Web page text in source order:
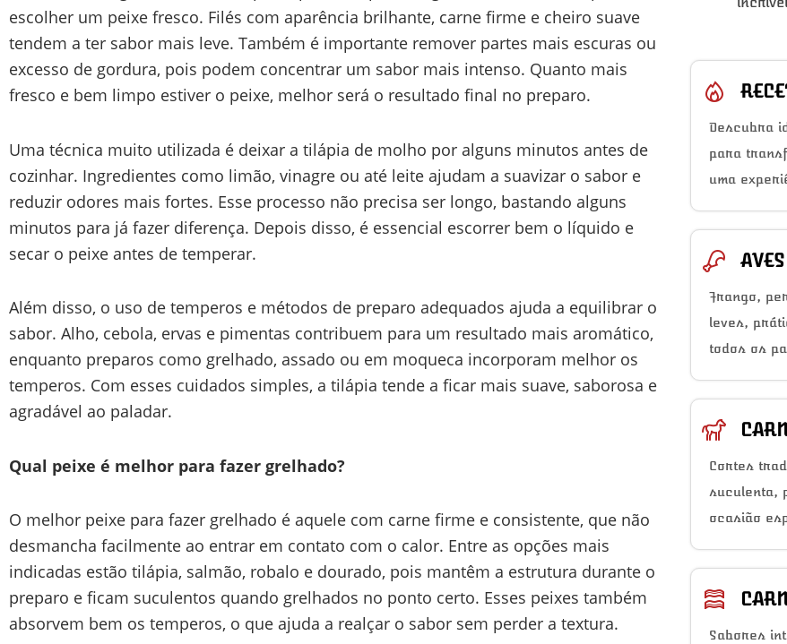
escolher um peixe fresco. Filés com aparência brilhante, carne firme e cheiro suave
tendem a ter sabor mais leve. Também é importante remover partes mais escuras ou
excesso de gordura, pois podem concentrar um sabor mais intenso. Quanto mais
fresco e bem limpo estiver o peixe, melhor será o resultado final no preparo.
Uma técnica muito utilizada é deixar a tilápia de molho por alguns minutos antes de
cozinhar. Ingredientes como limão, vinagre ou até leite ajudam a suavizar o sabor e
reduzir odores mais fortes. Esse processo não precisa ser longo, bastando alguns
minutos para já fazer diferença. Depois disso, é essencial escorrer bem o líquido e
secar o peixe antes de temperar.
Além disso, o uso de temperos e métodos de preparo adequados ajuda a equilibrar o
sabor. Alho, cebola, ervas e pimentas contribuem para um resultado mais aromático,
enquanto preparos como grelhado, assado ou em moqueca incorporam melhor os
temperos. Com esses cuidados simples, a tilápia tende a ficar mais suave, saborosa e
agradável ao paladar.
Qual peixe é melhor para fazer grelhado?
O melhor peixe para fazer grelhado é aquele com carne firme e consistente, que não
desmancha facilmente ao entrar em contato com o calor. Entre as opções mais
indicadas estão tilápia, salmão, robalo e dourado, pois mantêm a estrutura durante o
preparo e ficam suculentos quando grelhados no ponto certo. Esses peixes também
absorvem bem os temperos, o que ajuda a realçar o sabor sem perder a textura.
Descubra
para
uma
AVES
Frango,
leves,
todos os
Cortes
suculenta,
ocasião
Sabores